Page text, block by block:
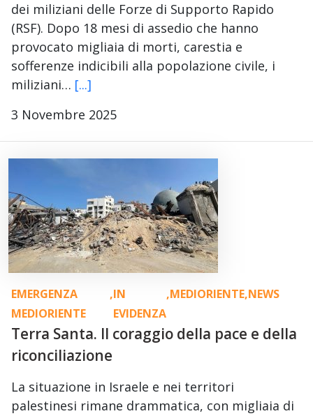
dei miliziani delle Forze di Supporto Rapido
(RSF). Dopo 18 mesi di assedio che hanno
provocato migliaia di morti, carestia e
sofferenze indicibili alla popolazione civile, i
miliziani… [...]
3 Novembre 2025
EMERGENZA
MEDIORIENTE
,IN
EVIDENZA
,MEDIORIENTE,NEWS
Terra Santa. Il coraggio della pace e della
riconciliazione
La situazione in Israele e nei territori
palestinesi rimane drammatica, con migliaia di